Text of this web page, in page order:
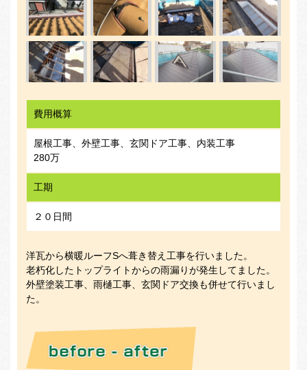
費用概算
屋根工事、外壁工事、玄関ドア工事、内装工事
280万
工期
２０日間
洋瓦から横暖ルーフSへ葺き替え工事を行いました。
老朽化したトップライトからの雨漏りが発生してました。
外壁塗装工事、雨樋工事、玄関ドア交換も併せて行いまし
た。